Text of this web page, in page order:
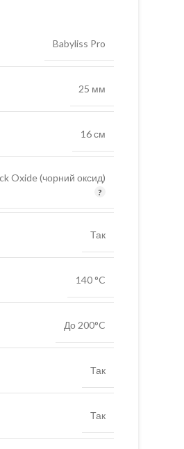
Babyliss Pro
25 мм
16 см
Oxide (чорний оксид)
Так
140 °C
До 200°C
Так
Так